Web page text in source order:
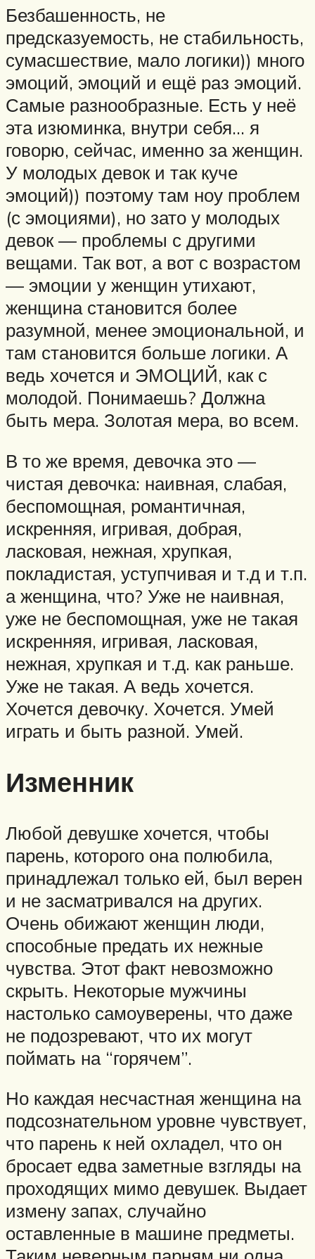
Безбашенность, не
предсказуемость, не стабильность,
сумасшествие, мало логики)) много
эмоций, эмоций и ещё раз эмоций.
Самые разнообразные. Есть у неё
эта изюминка, внутри себя… я
говорю, сейчас, именно за женщин.
У молодых девок и так куче
эмоций)) поэтому там ноу проблем
(с эмоциями), но зато у молодых
девок — проблемы с другими
вещами. Так вот, а вот с возрастом
— эмоции у женщин утихают,
женщина становится более
разумной, менее эмоциональной, и
там становится больше логики. А
ведь хочется и ЭМОЦИЙ, как с
молодой. Понимаешь? Должна
быть мера. Золотая мера, во всем.
В то же время, девочка это —
чистая девочка: наивная, слабая,
беспомощная, романтичная,
искренняя, игривая, добрая,
ласковая, нежная, хрупкая,
покладистая, уступчивая и т.д и т.п.
а женщина, что? Уже не наивная,
уже не беспомощная, уже не такая
искренняя, игривая, ласковая,
нежная, хрупкая и т.д. как раньше.
Уже не такая. А ведь хочется.
Хочется девочку. Хочется. Умей
играть и быть разной. Умей.
Изменник
Любой девушке хочется, чтобы
парень, которого она полюбила,
принадлежал только ей, был верен
и не засматривался на других.
Очень обижают женщин люди,
способные предать их нежные
чувства. Этот факт невозможно
скрыть. Некоторые мужчины
настолько самоуверены, что даже
не подозревают, что их могут
поймать на “горячем”.
Но каждая несчастная женщина на
подсознательном уровне чувствует,
что парень к ней охладел, что он
бросает едва заметные взгляды на
проходящих мимо девушек. Выдает
измену запах, случайно
оставленные в машине предметы.